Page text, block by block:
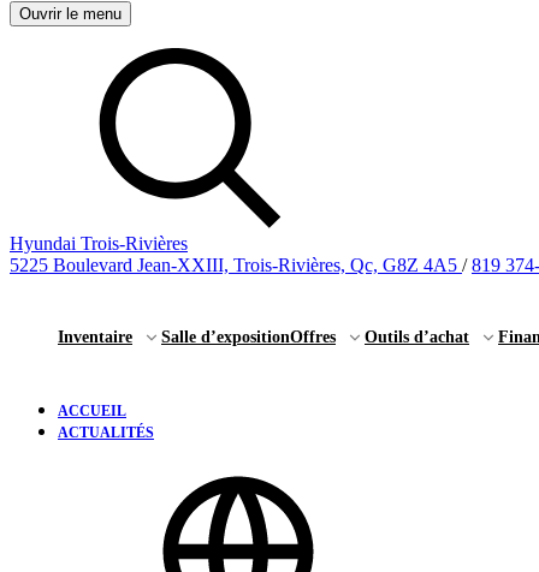
Ouvrir le menu
Hyundai Trois-Rivières
5225 Boulevard Jean-XXIII, Trois-Rivières, Qc, G8Z 4A5 / 819
Inventaire Salle d’expositionOffres Outils d’achat
ACCUEIL
ACTUALITÉS